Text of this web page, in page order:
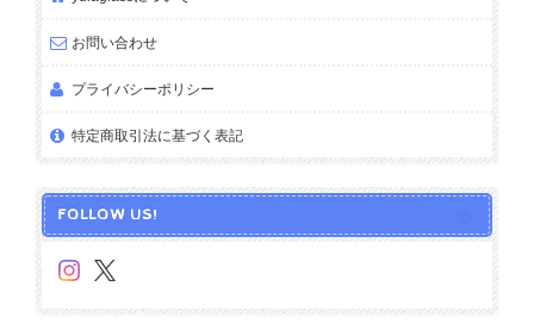
お問い合わせ
プライバシーポリシー
特定商取引法に基づく表記
FOLLOW US!